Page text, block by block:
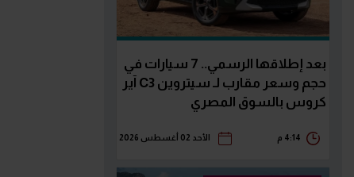
بعد إطلاقها الرسمي.. 7 سيارات في
حجم وسعر مقارب لـ سيتروين C3 آير
كروس بالسوق المصري
4:14 م الأحد 02 أغسطس 2026